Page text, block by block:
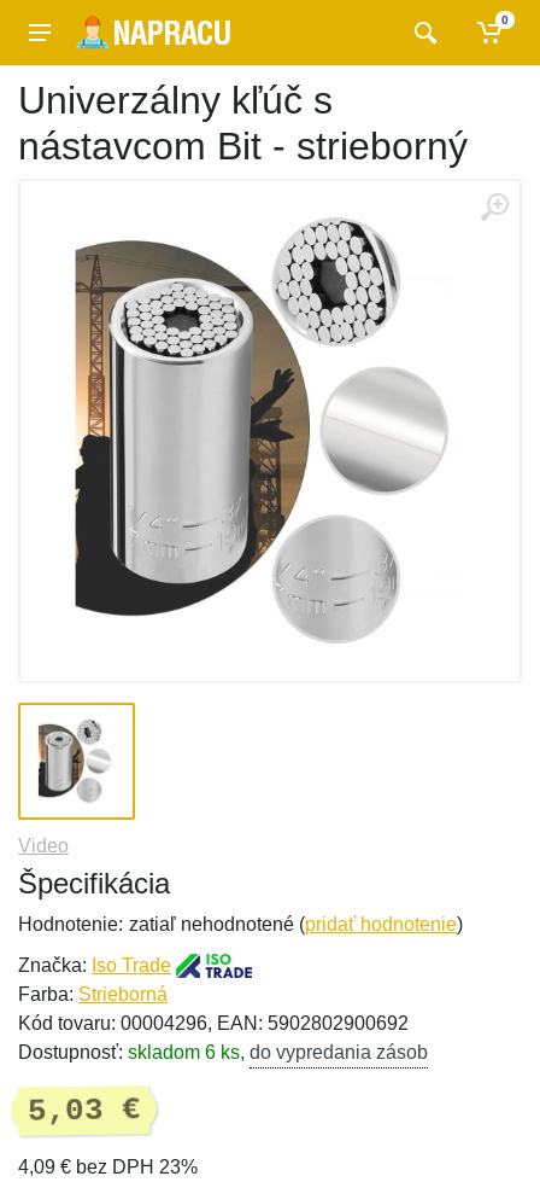
0
Univerzálny kľúč s
nástavcom Bit - strieborný
Video
Špecifikácia
Hodnotenie: zatiaľ nehodnotené (pridať hodnotenie)
Značka: Iso Trade
Farba: Strieborná
Kód tovaru: 00004296, EAN: 5902802900692
Dostupnosť: skladom 6 ks, do vypredania zásob
5,03 €
4,09 € bez DPH 23%